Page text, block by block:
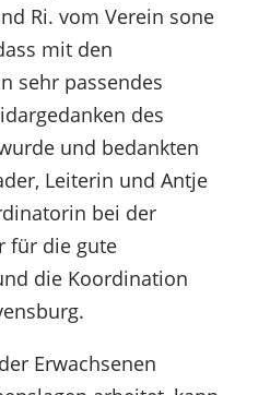
Ri. vom Verein sone
mit den
sehr passendes
des
und bedankten
Leiterin und Antje
bei der
für die gute
die Koordination
Erwachsenen